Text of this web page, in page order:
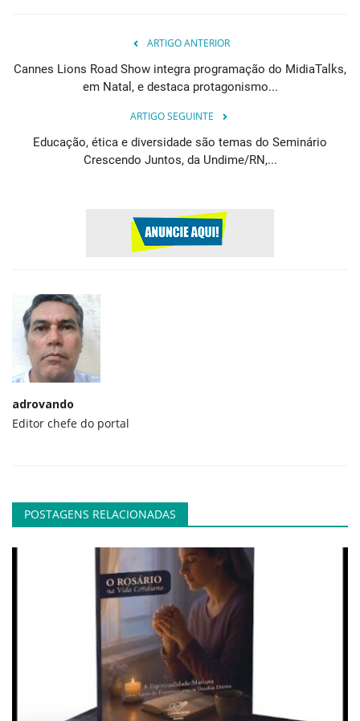
ARTIGO ANTERIOR
Cannes Lions Road Show integra programação do MidiaTalks,
em Natal, e destaca protagonismo...
ARTIGO SEGUINTE
Educação, ética e diversidade são temas do Seminário
Crescendo Juntos, da Undime/RN,...
adrovando
Editor chefe do portal
POSTAGENS RELACIONADAS